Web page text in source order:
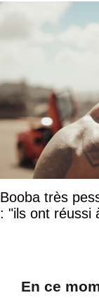
Booba très
: "ils ont réussi
En ce